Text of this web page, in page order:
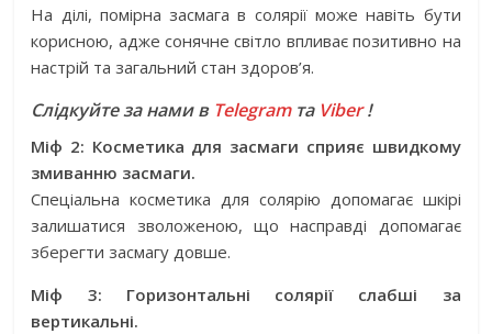
На ділі, помірна засмага в солярії може навіть бути
корисною, адже сонячне світло впливає позитивно на
настрій та загальний стан здоров’я.
Слідкуйте за нами в Telegramта Viber!
Міф 2: Косметика для засмаги сприяє швидкому
змиванню засмаги.
Спеціальна косметика для солярію допомагає шкірі
залишатися зволоженою, що насправді допомагає
зберегти засмагу довше.
Міф 3: Горизонтальні солярії слабші за
вертикальні.